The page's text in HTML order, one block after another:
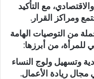
مع التأكيد
ومراكز القرار.
من التوصيات الهامة
للمرأة، من أبرزها:
وتسهيل ولوج النساء
مجال ريادة الأعمال.